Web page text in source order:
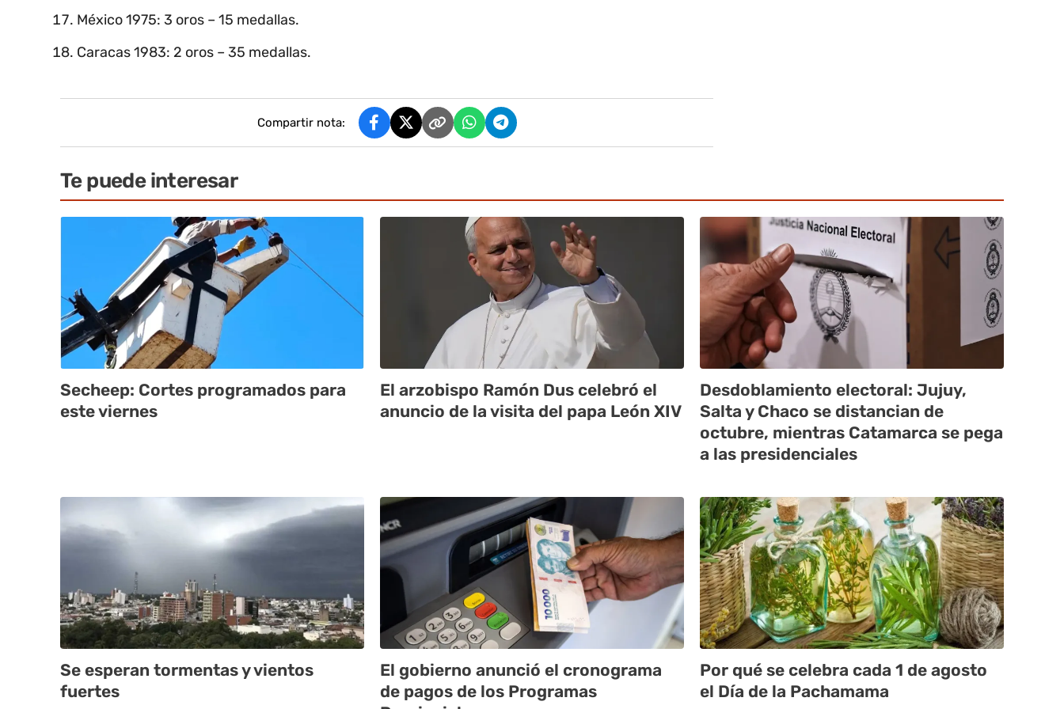
México 1975: 3 oros – 15 medallas.
Caracas 1983: 2 oros – 35 medallas.
Compartir nota:
Te puede interesar
Secheep: Cortes programados para
este viernes
El arzobispo Ramón Dus celebró el
anuncio de la visita del papa León XIV
Desdoblamiento electoral: Jujuy,
Salta y Chaco se distancian de
octubre, mientras Catamarca se pega
a las presidenciales
Se esperan tormentas y vientos
fuertes
El gobierno anunció el cronograma
de pagos de los Programas
Por qué se celebra cada 1 de agosto
el Día de la Pachamama